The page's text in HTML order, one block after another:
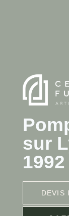
sur
1992
DEVIS